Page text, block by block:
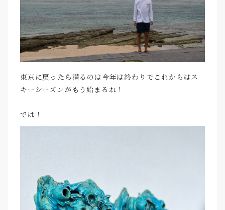
東京に戻ったら潜るのは今年は終わりでこれからはス
キーシーズンがもう始まるね！
では！